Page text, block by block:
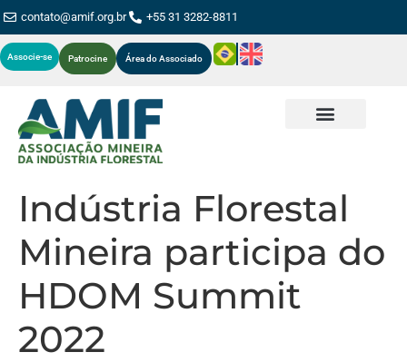
contato@amif.org.br +55 31 3282-8811
Associe-se Patrocine Área do Associado
Indústria Florestal
Mineira participa do
HDOM Summit
2022